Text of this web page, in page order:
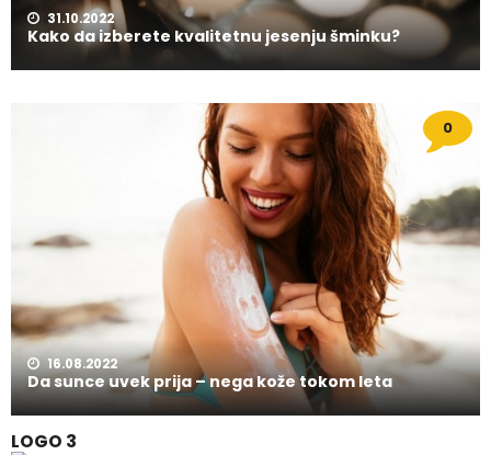
31.10.2022
Kako da izberete kvalitetnu jesenju šminku?
0
16.08.2022
Da sunce uvek prija – nega kože tokom leta
LOGO 3